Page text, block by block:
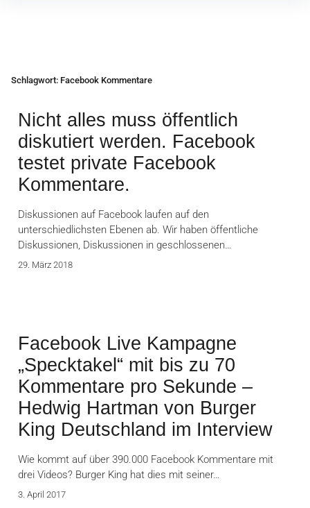
Schlagwort: Facebook Kommentare
Nicht alles muss öffentlich
diskutiert werden. Facebook
testet private Facebook
Kommentare.
Diskussionen auf Facebook laufen auf den
unterschiedlichsten Ebenen ab. Wir haben öffentliche
Diskussionen, Diskussionen in geschlossenen…
29. März 2018
Facebook Live Kampagne
„Specktakel“ mit bis zu 70
Kommentare pro Sekunde –
Hedwig Hartman von Burger
King Deutschland im Interview
Wie kommt auf über 390.000 Facebook Kommentare mit
drei Videos? Burger King hat dies mit seiner…
3. April 2017